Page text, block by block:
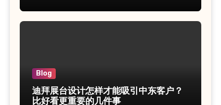
Blog
迪拜展台设计怎样才能吸引中东客户？
比好看更重要的几件事